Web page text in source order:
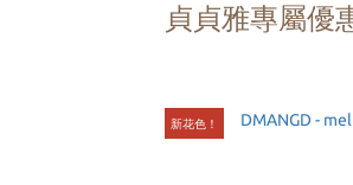
貞貞雅專屬優
新花色！